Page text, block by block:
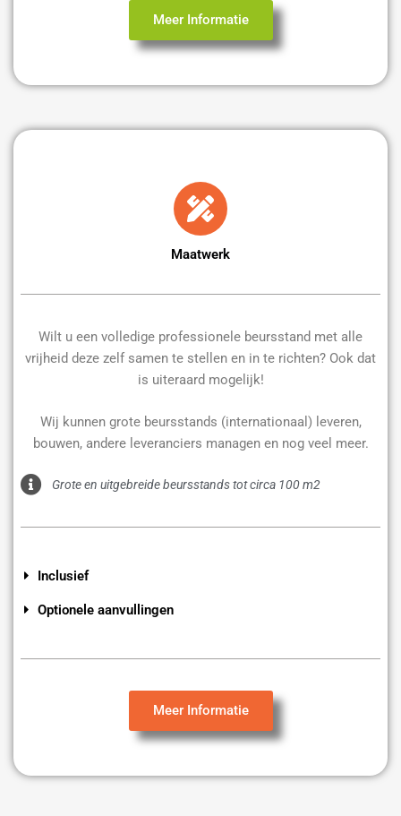
Meer Informatie
Maatwerk
Wilt u een volledige professionele beursstand met alle
vrijheid deze zelf samen te stellen en in te richten? Ook dat
is uiteraard mogelijk!
Wij kunnen grote beursstands (internationaal) leveren,
bouwen, andere leveranciers managen en nog veel meer.
Grote en uitgebreide beursstands tot circa 100 m2
Inclusief
Optionele aanvullingen
Meer Informatie